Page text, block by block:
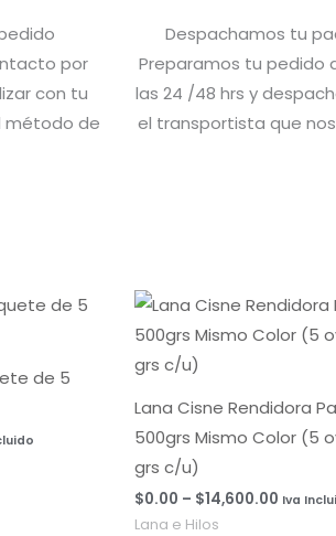
por
con tu
método de
Despachamos tu
Preparamos tu pedido
las 24 /48 hrs y
el transportista que
de 5
Lana Cisne Rendidora
500grs Mismo Color (5
grs c/u)
$0.00 – $14,600.00
Rango
de
Iva
Lana e Hilos